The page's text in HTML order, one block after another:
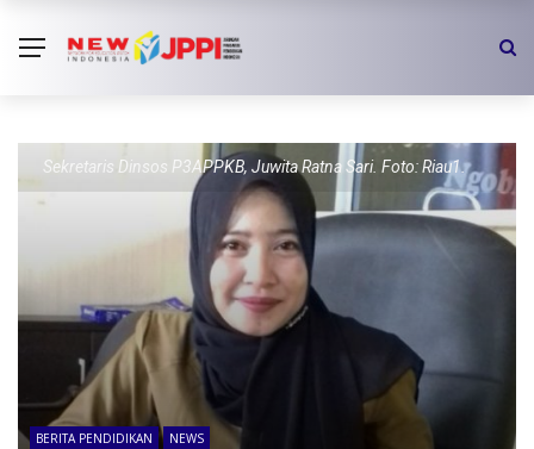
Sekretaris Dinsos P3APPKB, Juwita Ratna Sari. Foto: Riau1.
BERITA PENDIDIKAN NEWS